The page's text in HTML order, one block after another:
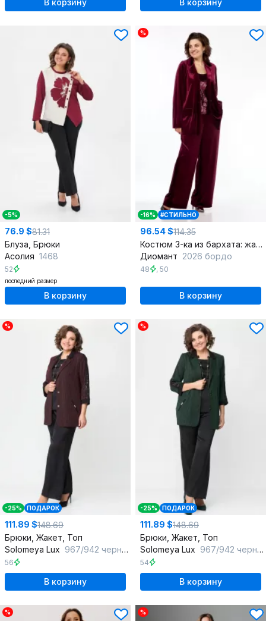
В корзину В корзину
-5%
76.9 $81.31
Блуза, Брюки
Асолия 1468
52
последний размер
В корзину
%
-16% #СТИЛЬНО
96.54 $114.35
Костюм 3-ка из бархата: жакет, брюки и майка
Диомант 2026 бордо
48 , 50
В корзину
%
-25% ПОДАРОК
111.89 $148.69
Брюки, Жакет, Топ
Solomeya Lux 967/942 черный+бордовый
56
В корзину
%
-25% ПОДАРОК
111.89 $148.69
Брюки, Жакет, Топ
Solomeya Lux 967/942 черный+зеленый
54
В корзину
% %